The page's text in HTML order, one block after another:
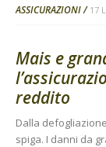
ASSICURAZIONI 17
Mais e
reddito
Dalla
spiga. I danni da